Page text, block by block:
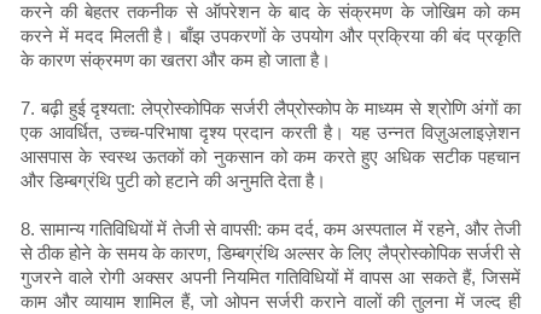
करने की बेहतर तकनीक से ऑपरेशन के बाद के संक्रमण के जोखिम को कम
करने में मदद मिलती है। बाँझ उपकरणों के उपयोग और प्रक्रिया की बंद प्रकृति
के कारण संक्रमण का खतरा और कम हो जाता है।
7. बढ़ी हुई दृश्यता: लेप्रोस्कोपिक सर्जरी लैप्रोस्कोप के माध्यम से श्रोणि अंगों का
एक आवर्धित, उच्च-परिभाषा दृश्य प्रदान करती है। यह उन्नत विज़ुअलाइज़ेशन
आसपास के स्वस्थ ऊतकों को नुकसान को कम करते हुए अधिक सटीक पहचान
और डिम्बग्रंथि पुटी को हटाने की अनुमति देता है।
8. सामान्य गतिविधियों में तेजी से वापसी: कम दर्द, कम अस्पताल में रहने, और तेजी
से ठीक होने के समय के कारण, डिम्बग्रंथि अल्सर के लिए लैप्रोस्कोपिक सर्जरी से
गुजरने वाले रोगी अक्सर अपनी नियमित गतिविधियों में वापस आ सकते हैं, जिसमें
काम और व्यायाम शामिल हैं, जो ओपन सर्जरी कराने वालों की तुलना में जल्द ही